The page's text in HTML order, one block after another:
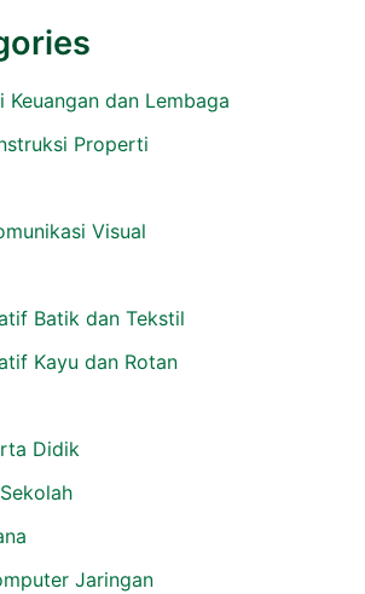
Keuangan dan Lembaga
Properti
Visual
Batik dan Tekstil
Kayu dan Rotan
Didik
Jaringan